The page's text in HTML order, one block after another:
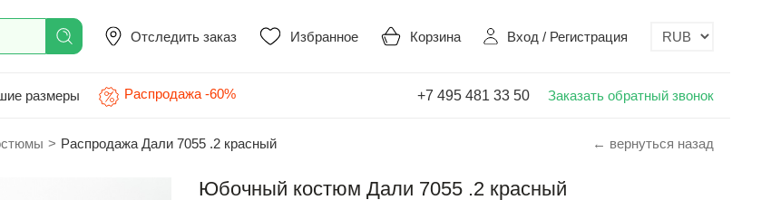
Отследить заказ Избранное Корзина Вход / Регистрация
размеры Распродажа -60% +7 495 481 33 50 Заказать обратный звонок
> Распродажа Дали 7055 .2 красный ← вернуться назад
Юбочный костюм Дали 7055 .2 красный